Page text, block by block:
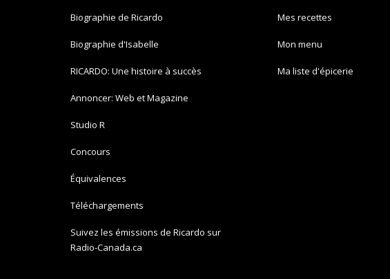
Biographie de Ricardo
Biographie d'Isabelle
RICARDO: Une histoire à succès
Annoncer: Web et Magazine
Studio R
Concours
Équivalences
Téléchargements
Suivez les émissions de Ricardo sur
Radio-Canada.ca
Mes recettes
Mon menu
Ma liste d'épicerie